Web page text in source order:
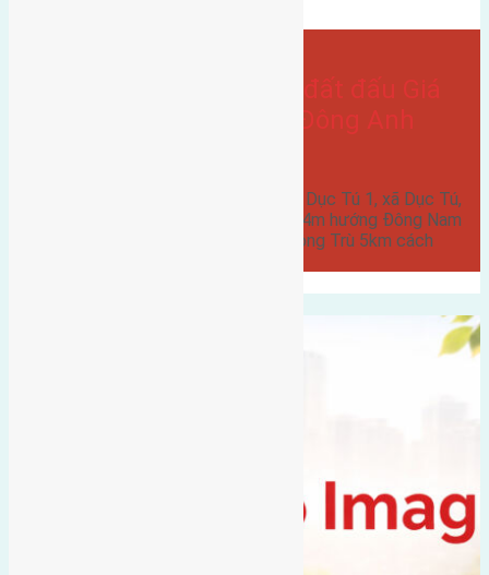
Cần bán 90m2(6×15) đất đấu Giá
Dục Tú 1, xã Dục Tú, Đông Anh
Cần bán 90m2(6x15) đất đấu Giá Dục Tú 1, xã Dục Tú,
Đông Anh đường rộng 6m vỉa hè 4m hướng Đông Nam
và hướng Tây Nam cách cầu a Đông Trù 5km cách